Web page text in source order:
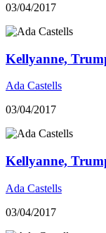
03/04/2017
Kellyanne,
Ada Castells
03/04/2017
Kellyanne,
Ada Castells
03/04/2017